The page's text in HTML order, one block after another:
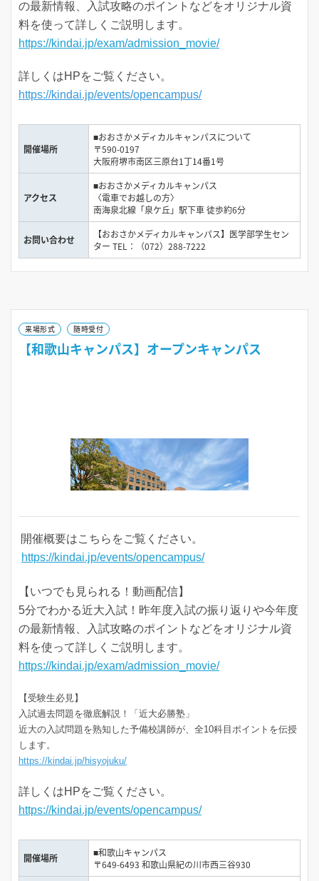
の最新情報、入試攻略のポイントなどをオリジナル資
料を使って詳しくご説明します。
https://kindai.jp/exam/admission_movie/
詳しくはHPをご覧ください。
https://kindai.jp/events/opencampus/
開催場所
■おおさかメディカルキャンパスについて
〒590-0197
大阪府堺市南区三原台1丁14番1号
アクセス
■おおさかメディカルキャンパス
〈電車でお越しの方〉
南海泉北線「泉ケ丘」駅下車 徒歩約6分
お問い合わせ
【おおさかメディカルキャンパス】医学部学生セン
ター TEL：（072）288-7222
来場形式 随時受付
【和歌山キャンパス】オープンキャンパス
開催概要はこちらをご覧ください。
https://kindai.jp/events/opencampus/
【いつでも見られる！動画配信】
5分でわかる近大入試！昨年度入試の振り返りや今年度
の最新情報、入試攻略のポイントなどをオリジナル資
料を使って詳しくご説明します。
https://kindai.jp/exam/admission_movie/
【受験生必見】
入試過去問題を徹底解説！「近大必勝塾」
近大の入試問題を熟知した予備校講師が、全10科目ポイントを伝授
します。
https://kindai.jp/hisyojuku/
詳しくはHPをご覧ください。
https://kindai.jp/events/opencampus/
開催場所
■和歌山キャンパス
〒649-6493 和歌山県紀の川市西三谷930